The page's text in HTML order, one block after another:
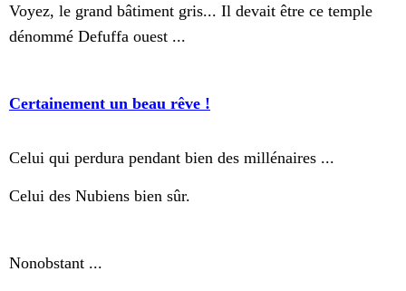
Voyez, le grand bâtiment gris... Il devait être ce temple
dénommé Defuffa ouest ...
Certainement un beau rêve !
Celui qui perdura pendant bien des millénaires ...
Celui des Nubiens bien sûr.
Nonobstant ...